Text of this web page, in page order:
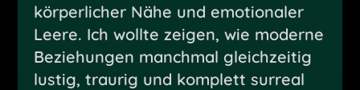
körperlicher Nähe und emotionaler
Leere. Ich wollte zeigen, wie moderne
Beziehungen manchmal gleichzeitig
lustig, traurig und komplett surreal